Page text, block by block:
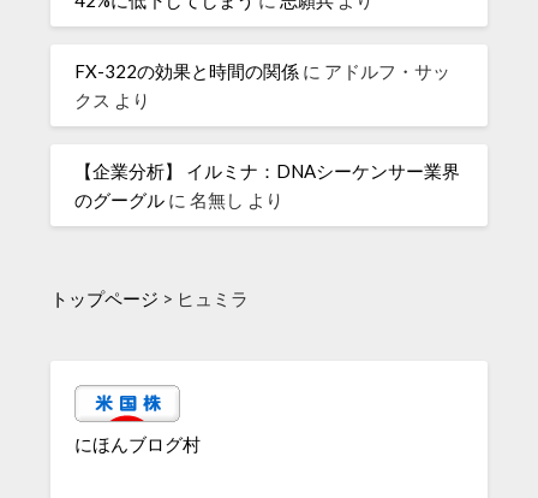
FX-322の効果と時間の関係 に アドルフ・サッ
クス より
【企業分析】 イルミナ：DNAシーケンサー業界
のグーグル に名無し より
トップページ > ヒュミラ
にほんブログ村